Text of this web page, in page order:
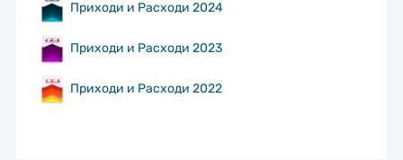
Приходи и Расходи 2024
Приходи и Расходи 2023
Приходи и Расходи 2022